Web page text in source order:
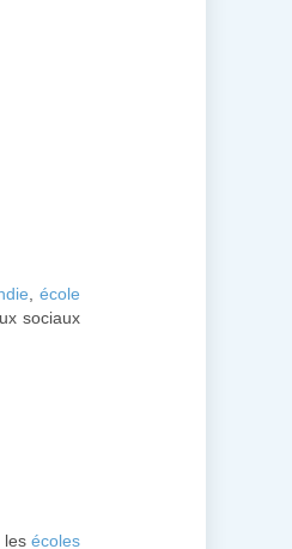
,école
sociaux
lesécoles